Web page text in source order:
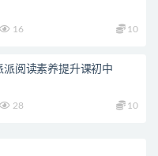
16 10
派阅读素养提升课初中
28 10